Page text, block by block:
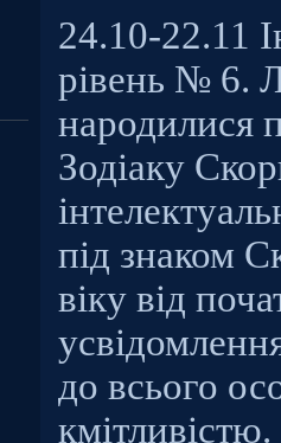
24.10-22.11
рівень № 6.
народилися
Зодіаку
під знаком
віку від
до всього